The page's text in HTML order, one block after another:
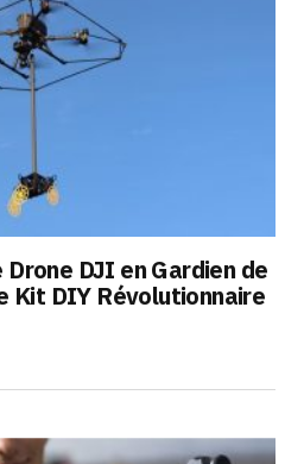
nom, mon e-mail et mon
DJI en Gardien de
Kit DIY Révolutionnaire